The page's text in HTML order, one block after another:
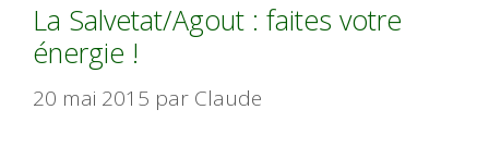
La Salvetat/Agout : faites votre
énergie !
20 mai 2015 par Claude